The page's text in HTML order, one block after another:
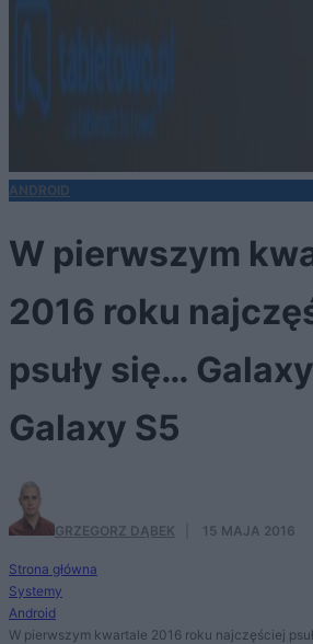
ANDROID
W pierwszym
2016 roku
psuły się…
Galaxy S5
GRZEGORZ DĄBEK 15 MAJA 2016
Strona główna
Systemy
Android
W pierwszym kwartale 2016 roku najczęściej